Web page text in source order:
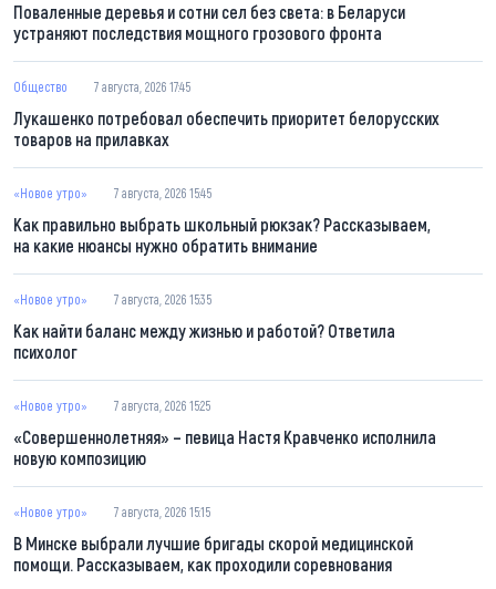
Поваленные деревья и сотни сел без света: в Беларуси
устраняют последствия мощного грозового фронта
Общество 7 августа, 2026 17:45
Лукашенко потребовал обеспечить приоритет белорусских
товаров на прилавках
«Новое утро» 7 августа, 2026 15:45
Как правильно выбрать школьный рюкзак? Рассказываем,
на какие нюансы нужно обратить внимание
«Новое утро» 7 августа, 2026 15:35
Как найти баланс между жизнью и работой? Ответила
психолог
«Новое утро» 7 августа, 2026 15:25
«Совершеннолетняя» – певица Настя Кравченко исполнила
новую композицию
«Новое утро» 7 августа, 2026 15:15
В Минске выбрали лучшие бригады скорой медицинской
помощи. Рассказываем, как проходили соревнования